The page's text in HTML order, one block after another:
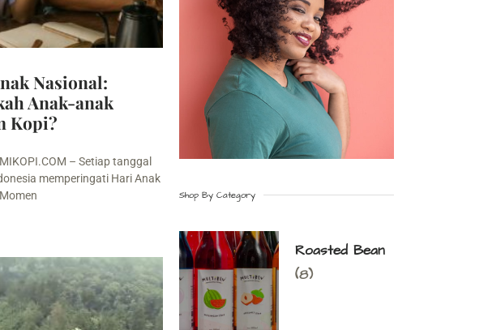
Nasional:
Anak-anak
Kopi?
– Setiap tanggal
memperingati Hari Anak
Shop By Category
Roasted Bean
(8)